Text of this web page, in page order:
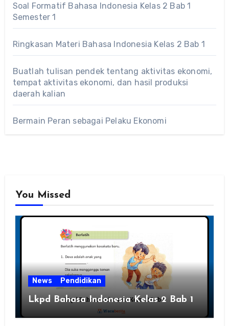
Soal Formatif Bahasa Indonesia Kelas 2 Bab 1
Semester 1
Ringkasan Materi Bahasa Indonesia Kelas 2 Bab 1
Buatlah tulisan pendek tentang aktivitas ekonomi,
tempat aktivitas ekonomi, dan hasil produksi
daerah kalian
Bermain Peran sebagai Pelaku Ekonomi
You Missed
News Pendidikan
Lkpd Bahasa Indonesia Kelas 2 Bab 1